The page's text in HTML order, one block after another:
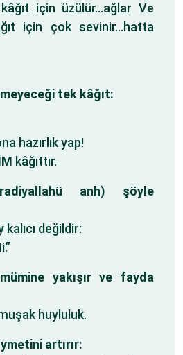
için üzülür…ağlar Ve
için çok sevinir…hatta
tek kâğıt:
hazırlık yap!
kâğıttır.
anh) şöyle
değildir:
yakışır ve fayda
huyluluk.
artırır: